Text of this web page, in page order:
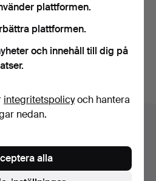
arkiv med avslutade auktioner
plattformen.
plattformen.
och innehåll till dig på
integritetspolicyoch hantera
nedan.
alla